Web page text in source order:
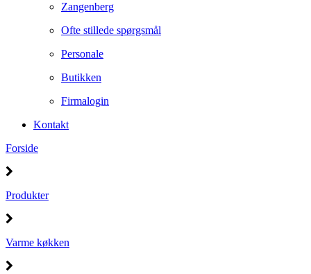
Zangenberg
Ofte stillede spørgsmål
Personale
Butikken
Firmalogin
Kontakt
Forside
Produkter
Varme køkken